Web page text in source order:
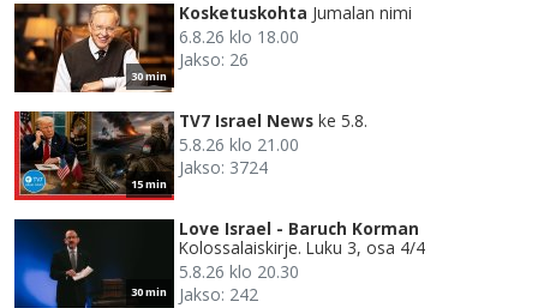
30 min
Kosketuskohta Jumalan nimi
6.8.26 klo 18.00
Jakso: 26
15 min
TV7 Israel News ke 5.8.
5.8.26 klo 21.00
Jakso: 3724
30 min
Love Israel - Baruch Korman
Kolossalaiskirje. Luku 3, osa 4/4
5.8.26 klo 20.30
Jakso: 242